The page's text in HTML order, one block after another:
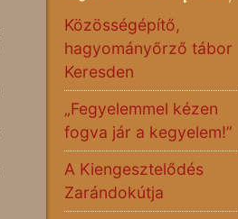
Közösségépítő,
hagyományőrző tábor
Keresden
„Fegyelemmel kézen
fogva jár a kegyelem!”
A Kiengesztelődés
Zarándokútja